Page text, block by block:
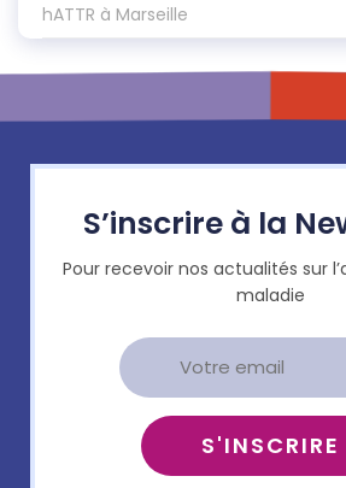
hATTR à Marseille
S’inscrire à la
Pour recevoir nos actualités sur
maladie